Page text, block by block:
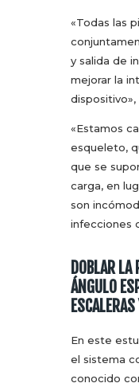
«Todas las
y salida de
mejorar la
dispositivo»,
«Estamos
esqueleto,
que se
carga, en
son
infecciones
DOBLAR LA
ÁNGULO
En este
el sistema
conocido